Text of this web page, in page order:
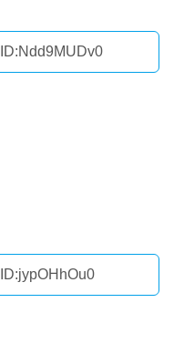
ID:Ndd9MUDv0
ID:jypOHhOu0